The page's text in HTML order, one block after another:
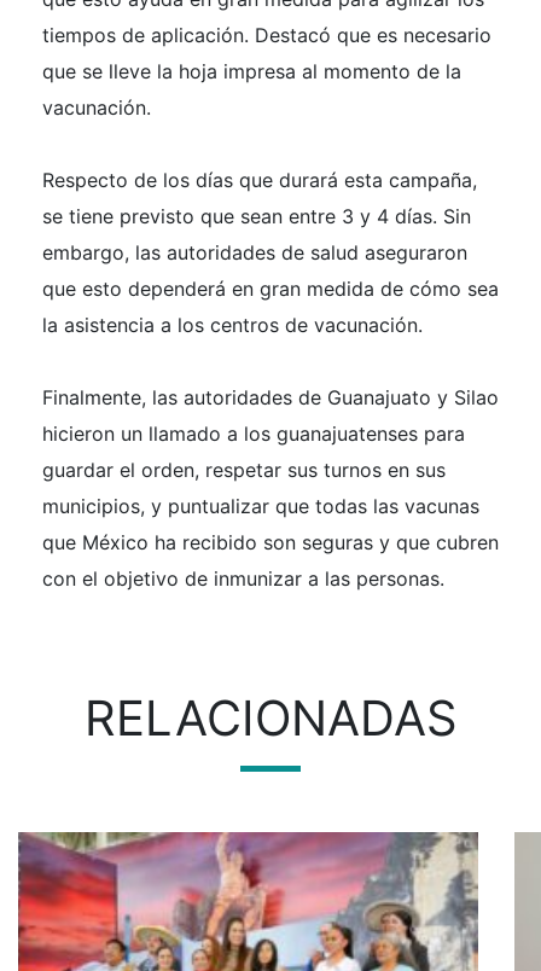
tiempos de aplicación. Destacó que es necesario
que se lleve la hoja impresa al momento de la
vacunación.
Respecto de los días que durará esta campaña,
se tiene previsto que sean entre 3 y 4 días. Sin
embargo, las autoridades de salud aseguraron
que esto dependerá en gran medida de cómo sea
la asistencia a los centros de vacunación.
Finalmente, las autoridades de Guanajuato y Silao
hicieron un llamado a los guanajuatenses para
guardar el orden, respetar sus turnos en sus
municipios, y puntualizar que todas las vacunas
que México ha recibido son seguras y que cubren
con el objetivo de inmunizar a las personas.
RELACIONADAS